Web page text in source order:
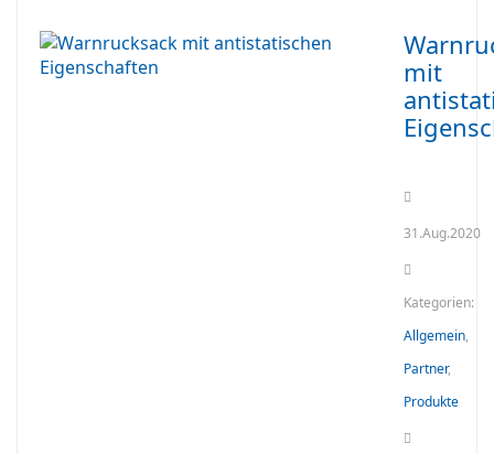
mit
31.Aug.2020
Kategorien:
Allgemein,
Partner,
Produkte